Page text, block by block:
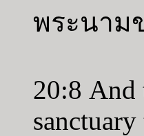
พระนาม
20:8 And